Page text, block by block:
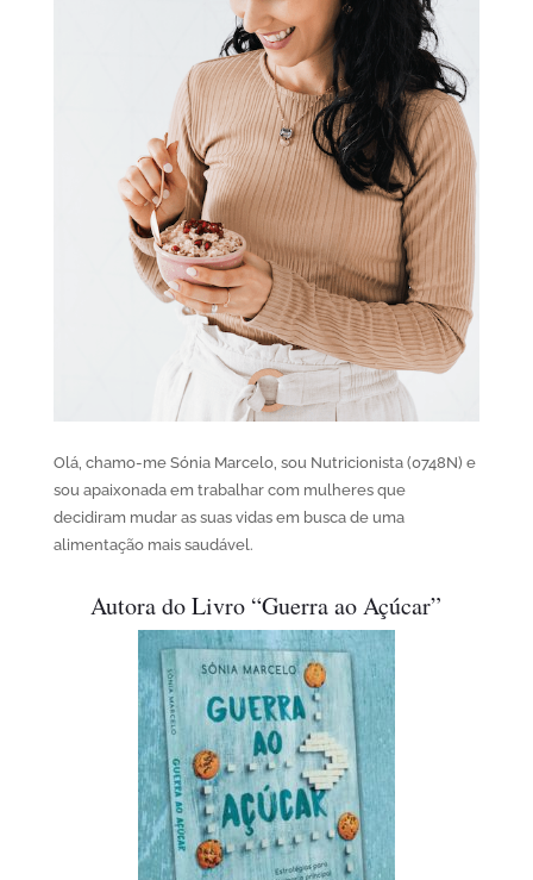
Olá, chamo-me Sónia Marcelo, sou Nutricionista (0748N) e
sou apaixonada em trabalhar com mulheres que
decidiram mudar as suas vidas em busca de uma
alimentação mais saudável.
Autora do Livro “Guerra ao Açúcar”